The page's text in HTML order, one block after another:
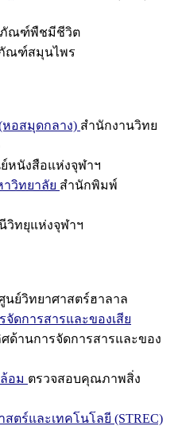
ณฑ์พืชมีชีวิต
ณฑ์สมุนไพร
อสมุดกลาง) สำนักงานวิทย
หนังสือแห่งจุฬาฯ
วิทยาลัย สำนักพิมพ์
วิทยุแห่งจุฬาฯ
นย์วิทยาศาสตร์ฮาลาล
ดการสารและของเสีย
ด้านการจัดการสารและของ
อม ตรวจสอบคุณภาพสิ่ง
ตร์และเทคโนโลยี (STREC)